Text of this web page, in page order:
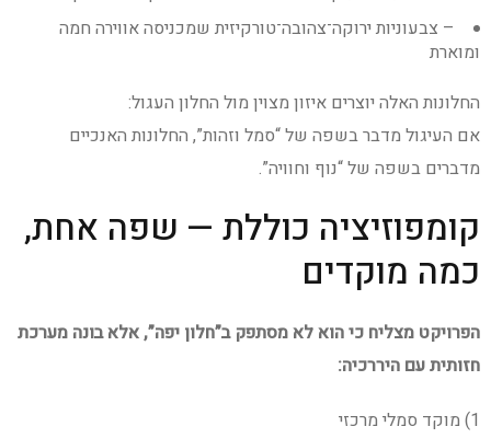
– צבעוניות ירוקה־צהובה־טורקיזית שמכניסה אווירה חמה
ומוארת
החלונות האלה יוצרים איזון מצוין מול החלון העגול:
אם העיגול מדבר בשפה של “סמל וזהות”, החלונות האנכיים
מדברים בשפה של “נוף וחוויה”.
קומפוזיציה כוללת — שפה אחת,
כמה מוקדים
הפרויקט מצליח כי הוא לא מסתפק ב”חלון יפה”, אלא בונה מערכת
חזותית עם היררכיה:
1) מוקד סמלי מרכזי